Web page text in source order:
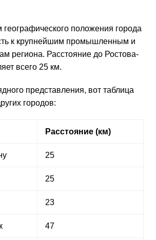
положения города
к крупнейшим промышленным и
региона. Расстояние до Ростова-
всего 25 км.
представления, вот таблица
городов:
Расстояние (км)
25
25
23
47